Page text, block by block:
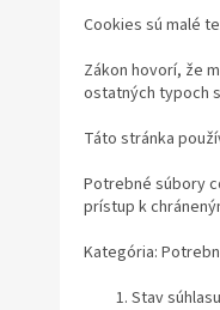
Cookies sú malé
Zákon hovorí, že
ostatných typoch
Táto stránka
Potrebné súbory
prístup k
Kategória:
Stav